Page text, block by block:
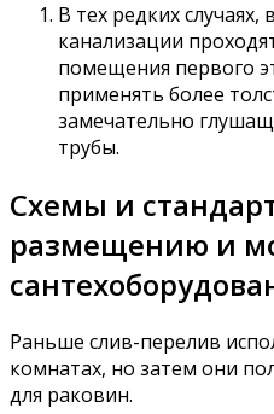
В тех редких случаях,
канализации
помещения первого
применять более
замечательно
трубы.
Схемы и
размещению и
Раньше слив-перелив
комнатах, но затем они
для раковин.